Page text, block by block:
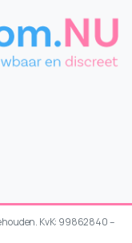
KvK: 99862840 –